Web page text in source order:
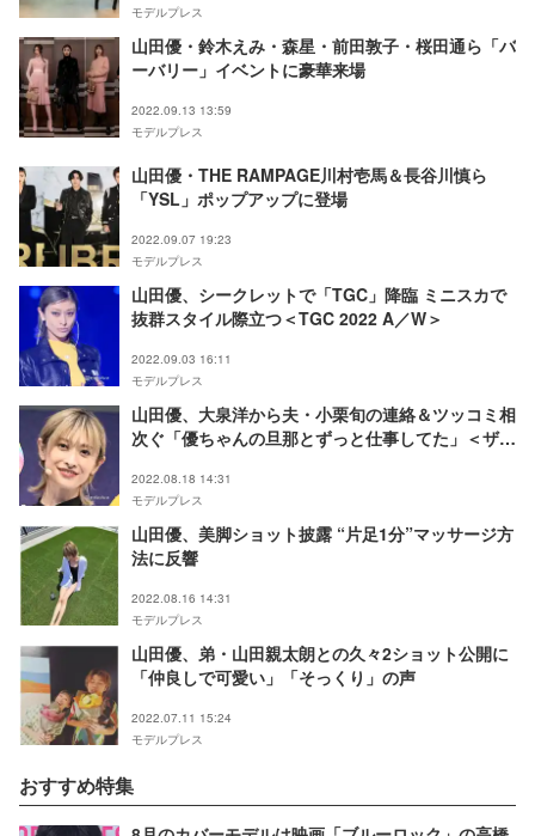
モデルプレス
山田優・鈴木えみ・森星・前田敦子・桜田通ら「バ
ーバリー」イベントに豪華来場
2022.09.13 13:59
モデルプレス
山田優・THE RAMPAGE川村壱馬＆長谷川慎ら
「YSL」ポップアップに登場
2022.09.07 19:23
モデルプレス
山田優、シークレットで「TGC」降臨 ミニスカで
抜群スタイル際立つ＜TGC 2022 A／W＞
2022.09.03 16:11
モデルプレス
山田優、大泉洋から夫・小栗旬の連絡＆ツッコミ相
次ぐ「優ちゃんの旦那とずっと仕事してた」＜ザ・
2022.08.18 14:31
モデルプレス
山田優、美脚ショット披露 “片足1分”マッサージ方
法に反響
2022.08.16 14:31
モデルプレス
山田優、弟・山田親太朗との久々2ショット公開に
「仲良しで可愛い」「そっくり」の声
2022.07.11 15:24
モデルプレス
おすすめ特集